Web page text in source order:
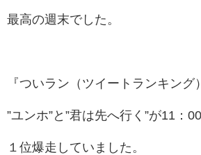
最高の週末でした。
『ついラン（ツイートランキング
”ユンホ”と”君は先へ行く”が11：
１位爆走していました。